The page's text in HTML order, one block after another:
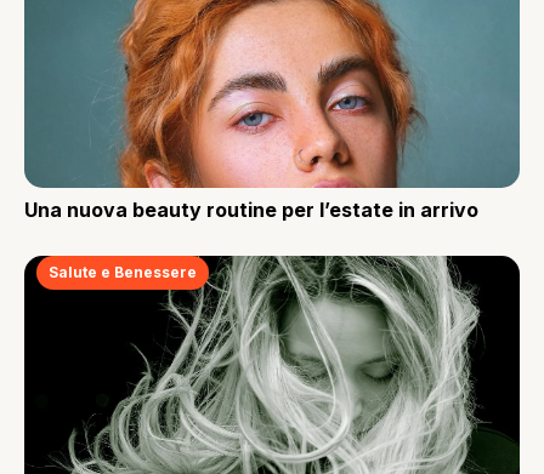
Una nuova beauty routine per l’estate in arrivo
Salute e Benessere